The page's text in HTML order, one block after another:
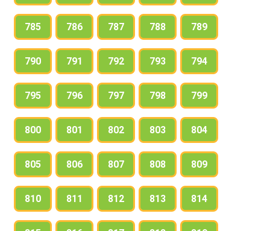
785 786 787 788 789
790 791 792 793 794
795 796 797 798 799
800 801 802 803 804
805 806 807 808 809
810 811 812 813 814